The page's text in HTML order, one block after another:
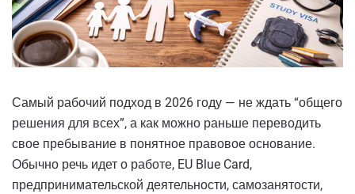
Самый рабочий подход в 2026 году — не ждать “общего
решения для всех”, а как можно раньше переводить
свое пребывание в понятное правовое основание.
Обычно речь идет о работе, EU Blue Card,
предпринимательской деятельности, самозанятости,